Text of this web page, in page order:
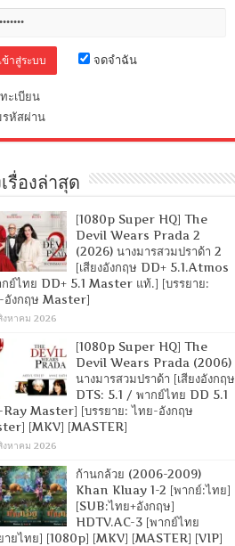
จดจำฉัน
ะเบียน
หัสผ่าน
รื่องล่าสุด
[1080p Super HQ] The
Devil Wears Prada 2
(2026) นางมารสวมปราด้า 2
[เสียงอังกฤษ DD+ 5.1.Atmos
ย์ไทย DD+ 5.1 Master แท้.] [บรรยาย:
อังกฤษ Master]
งหาคม 2026
[1080p Super HQ] The
Devil Wears Prada (2006)
นางมารสวมปราด้า [เสียงอังกฤษ
DTS: 5.1 / พากย์ไทย DD 5.1
Master] [บรรยาย: ไทย-อังกฤษ
[MKV] [MASTER]
งหาคม 2026
ก้านกล้วย (2006-2009)
Khan Kluay 1-2 [พากย์:ไทย]
[SUB:ไทย+อังกฤษ]
HDTV.AC-3 [พากย์ไทย
ายไทย] [1080p] [MKV] [MASTER] [VIP]